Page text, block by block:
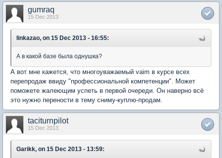
gumraq
15 Dec 2013
linkazao, on 15 Dec 2013 - 16:55:
А в какой базе была однушка?
А вот мне кажется, что многоуважаемый vaim в курсе всех
перепродаж ввиду "профессиональной компетенции". Может
поможете жалеющим успеть в первой очереди. Он наверно всё
это нужно перености в тему сниму-куплю-продам.
taciturnpilot
15 Dec 2013
Garikk, on 15 Dec 2013 - 13:59: